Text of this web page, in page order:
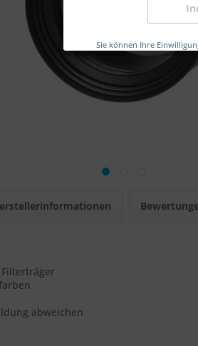
Sie können Ihre
abweichen